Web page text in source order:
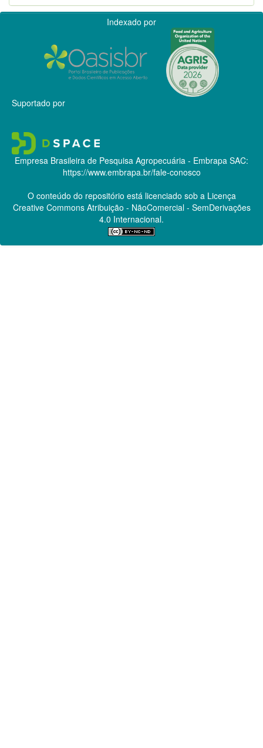
Indexado por
Suportado por
Empresa Brasileira de Pesquisa Agropecuária - Embrapa SAC:
https://www.embrapa.br/fale-conosco
O conteúdo do repositório está licenciado sob a Licença
Creative CommonsAtribuição - NãoComercial - SemDerivações
4.0 Internacional.